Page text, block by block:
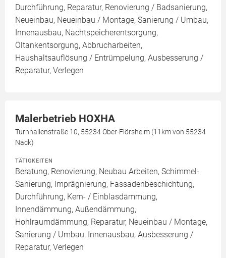
Durchführung, Reparatur, Renovierung / Badsanierung,
Neueinbau, Neueinbau / Montage, Sanierung / Umbau,
Innenausbau, Nachtspeicherentsorgung,
Öltankentsorgung, Abbrucharbeiten,
Haushaltsauflösung / Entrümpelung, Ausbesserung /
Reparatur, Verlegen
Malerbetrieb HOXHA
Turnhallenstraße 10, 55234 Ober-Flörsheim (11km von 55234
Nack)
TÄTIGKEITEN
Beratung, Renovierung, Neubau Arbeiten, Schimmel-
Sanierung, Imprägnierung, Fassadenbeschichtung,
Durchführung, Kern- / Einblasdämmung,
Innendämmung, Außendämmung,
Hohlraumdämmung, Reparatur, Neueinbau / Montage,
Sanierung / Umbau, Innenausbau, Ausbesserung /
Reparatur, Verlegen